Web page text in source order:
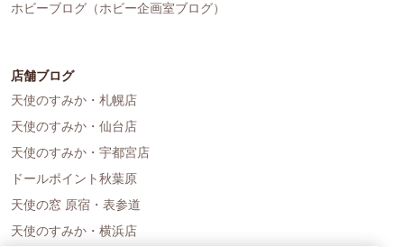
ホビーブログ（ホビー企画室ブログ）
店舗ブログ
天使のすみか・札幌店
天使のすみか・仙台店
天使のすみか・宇都宮店
ドールポイント秋葉原
天使の窓 原宿・表参道
天使のすみか・横浜店